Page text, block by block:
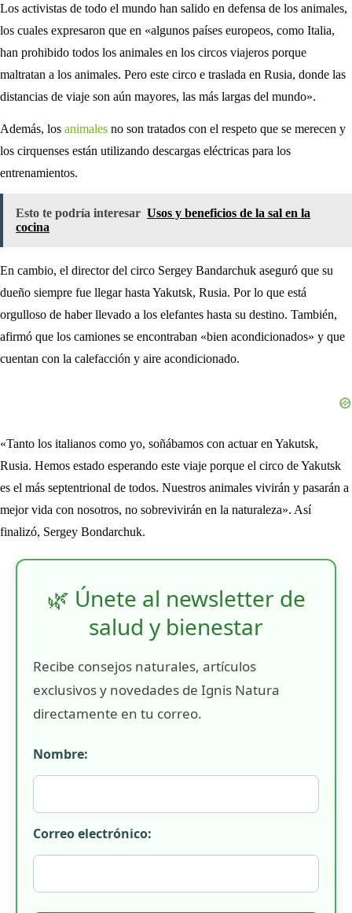
Los activistas de todo el mundo han salido en defensa de los animales,
los cuales expresaron que en «algunos países europeos, como Italia,
han prohibido todos los animales en los circos viajeros porque
maltratan a los animales. Pero este circo e traslada en Rusia, donde las
distancias de viaje son aún mayores, las más largas del mundo».
Además, los animales no son tratados con el respeto que se merecen y
los cirquenses están utilizando descargas eléctricas para los
entrenamientos.
Esto te podría interesar Usos y beneficios de la sal en la
cocina
En cambio, el director del circo Sergey Bandarchuk aseguró que su
dueño siempre fue llegar hasta Yakutsk, Rusia. Por lo que está
orgulloso de haber llevado a los elefantes hasta su destino. También,
afirmó que los camiones se encontraban «bien acondicionados» y que
cuentan con la calefacción y aire acondicionado.
«Tanto los italianos como yo, soñábamos con actuar en Yakutsk,
Rusia. Hemos estado esperando este viaje porque el circo de Yakutsk
es el más septentrional de todos. Nuestros animales vivirán y pasarán a
mejor vida con nosotros, no sobrevivirán en la naturaleza». Así
finalizó, Sergey Bondarchuk.
🌿 Únete al newsletter de
salud y bienestar
Recibe consejos naturales, artículos
exclusivos y novedades de Ignis Natura
directamente en tu correo.
Nombre:
Correo electrónico: